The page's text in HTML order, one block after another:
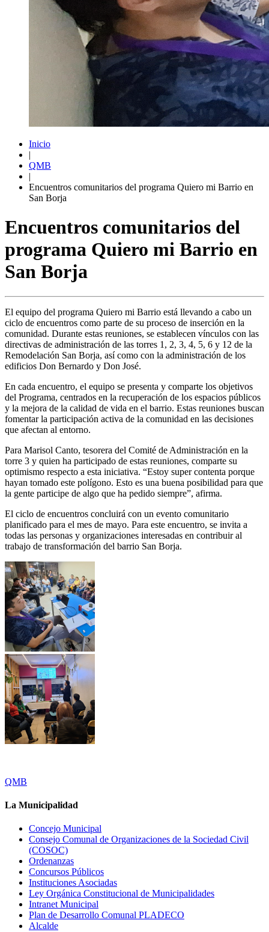
Inicio
|
QMB
|
Encuentros comunitarios del programa Quiero mi Barrio en
San Borja
Encuentros comunitarios del
programa Quiero mi Barrio en
San Borja
El equipo del programa Quiero mi Barrio está llevando a cabo un
ciclo de encuentros como parte de su proceso de inserción en la
comunidad. Durante estas reuniones, se establecen vínculos con las
directivas de administración de las torres 1, 2, 3, 4, 5, 6 y 12 de la
Remodelación San Borja, así como con la administración de los
edificios Don Bernardo y Don José.
En cada encuentro, el equipo se presenta y comparte los objetivos
del Programa, centrados en la recuperación de los espacios públicos
y la mejora de la calidad de vida en el barrio. Estas reuniones buscan
fomentar la participación activa de la comunidad en las decisiones
que afectan al entorno.
Para Marisol Canto, tesorera del Comité de Administración en la
torre 3 y quien ha participado de estas reuniones, comparte su
optimismo respecto a esta iniciativa. “Estoy super contenta porque
hayan tomado este polígono. Esto es una buena posibilidad para que
la gente participe de algo que ha pedido siempre”, afirma.
El ciclo de encuentros concluirá con un evento comunitario
planificado para el mes de mayo. Para este encuentro, se invita a
todas las personas y organizaciones interesadas en contribuir al
trabajo de transformación del barrio San Borja.
QMB
La Municipalidad
Concejo Municipal
Consejo Comunal de Organizaciones de la Sociedad Civil
(COSOC)
Ordenanzas
Concursos Públicos
Instituciones Asociadas
Ley Orgánica Constitucional de Municipalidades
Intranet Municipal
Plan de Desarrollo Comunal PLADECO
Alcalde